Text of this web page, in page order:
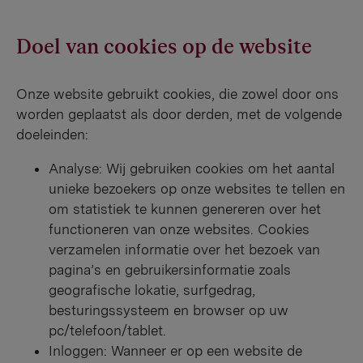
Doel van cookies op de website
Onze website gebruikt cookies, die zowel door ons
worden geplaatst als door derden, met de volgende
doeleinden:
Analyse: Wij gebruiken cookies om het aantal
unieke bezoekers op onze websites te tellen en
om statistiek te kunnen genereren over het
functioneren van onze websites. Cookies
verzamelen informatie over het bezoek van
pagina’s en gebruikersinformatie zoals
geografische lokatie, surfgedrag,
besturingssysteem en browser op uw
pc/telefoon/tablet.
Inloggen: Wanneer er op een website de